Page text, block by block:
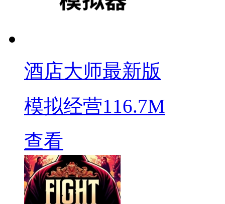
酒店大师最新版
模拟经营116.7M
查看